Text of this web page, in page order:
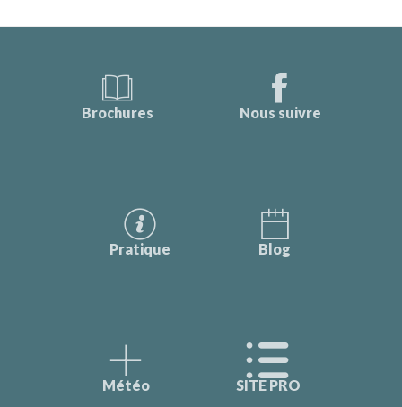
Brochures Nous suivre
Pratique Blog
Météo SITE PRO